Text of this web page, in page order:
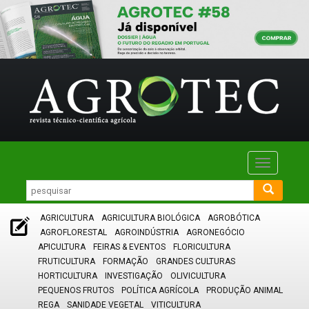
Toggle
AGRICULTURA AGRICULTURA BIOLÓGICA
AGROBÓTICA
AGROFLORESTAL
AGROINDÚSTRIA
AGRONEGÓCIO
APICULTURA
FEIRAS & EVENTOS
FLORICULTURA
FRUTICULTURA
FORMAÇÃO
GRANDES CULTURAS
HORTICULTURA
INVESTIGAÇÃO
OLIVICULTURA
PEQUENOS FRUTOS
POLÍTICA AGRÍCOLA
PRODUÇÃO ANIMAL
REGA
SANIDADE VEGETAL VITICULTURA